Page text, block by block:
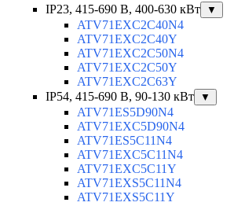
IP23, 415-690 B, 400-630 кВт
▼
ATV71EXC2C40N4
ATV71EXC2C40Y
ATV71EXC2C50N4
ATV71EXC2C50Y
ATV71EXC2C63Y
IP54, 415-690 B, 90-130 кВт
▼
ATV71ES5D90N4
ATV71EXC5D90N4
ATV71ES5C11N4
ATV71EXC5C11N4
ATV71EXC5C11Y
ATV71EXS5C11N4
ATV71EXS5C11Y